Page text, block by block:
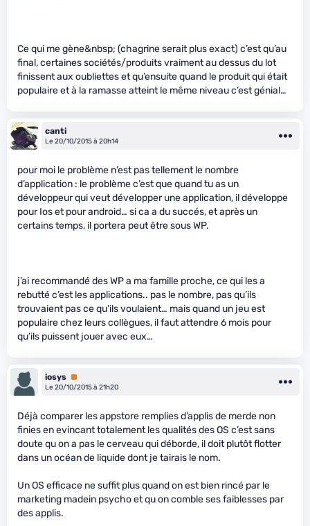
Ce qui me gène&nbsp; (chagrine serait plus exact) c’est qu’au
final, certaines sociétés/produits vraiment au dessus du lot
finissent aux oubliettes et qu’ensuite quand le produit qui était
populaire et à la ramasse atteint le même niveau c’est génial…
canti
Le 20/10/2015 à 20h14
pour moi le problème n’est pas tellement le nombre
d’application : le problème c’est que quand tu as un
développeur qui veut développer une application, il développe
pour Ios et pour android… si ca a du succés, et après un
certains temps, il portera peut être sous WP.
j’ai recommandé des WP a ma famille proche, ce qui les a
rebutté c’est les applications.. pas le nombre, pas qu’ils
trouvaient pas ce qu’ils voulaient… mais quand un jeu est
populaire chez leurs collègues, il faut attendre 6 mois pour
qu’ils puissent jouer avec eux…
iosys Premium
Le 20/10/2015 à 21h20
Déjà comparer les appstore remplies d’applis de merde non
finies en evincant totalement les qualités des OS c’est sans
doute qu on a pas le cerveau qui déborde, il doit plutôt flotter
dans un océan de liquide dont je tairais le nom.
Un OS efficace ne suffit plus quand on est bien rincé par le
marketing madein psycho et qu on comble ses faiblesses par
des applis.